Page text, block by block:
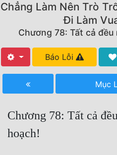
Truyện Mới Ra
Hoàn Thành
Free
Hậu Cung
Truyện Convert
Chẳng Làm Nên Trò
Đi Làm
Chương 78: Tất cả
Báo Lỗi
Mục
Chương 78: Tất cả
hoạch!